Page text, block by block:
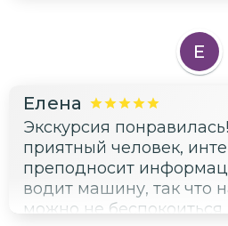
фотогеничные и очень
Е
Елена
Экскурсия
приятный человек,
преподносит
водит машину, так что
можно не